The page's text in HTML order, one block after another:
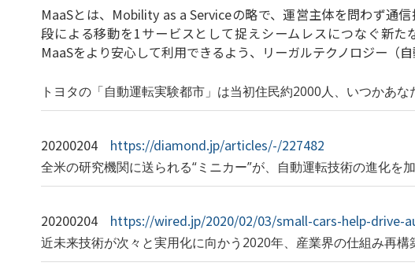
MaaSとは、Mobility as a Serviceの略で、運営主体を問わず通
段による移動を1サービスとして捉えシームレスにつなぐ新た
MaaSをより安心して利用できるよう、リーガルテクノロジー（
トヨタの「自動運転実験都市」は当初住民約2000人、いつかあな
20200204 https://diamond.jp/articles/-/227482
全米の研究機関に送られる“ミニカー”が、自動運転技術の進化を
20200204 https://wired.jp/2020/02/03/small-cars-help-drive-
近未来技術が次々と実用化に向かう2020年、産業界の仕組み再構